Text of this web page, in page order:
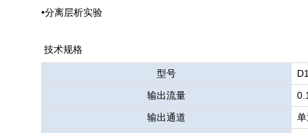
•分离层析实验
技术规格
型号
输出流量
输出通道